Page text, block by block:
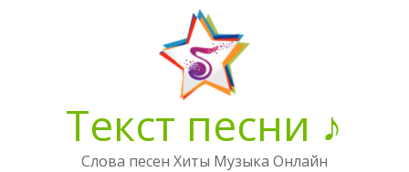
Текст песни ♪
Слова песен Хиты Музыка Онлайн